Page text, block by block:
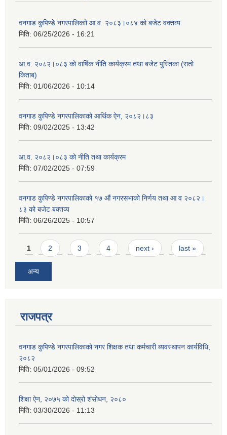
वनगाड कुपिण्डे नगरपालिकाो आ.व. २०८३।०८४ को बजेट वक्तव्य
मिति: 06/25/2026 - 16:21
आ.व. २०८२।०८३ को वार्षिक नीति कार्यक्रम तथा बजेट पुस्तिका (रातो
किताब)
मिति: 01/06/2026 - 10:14
वनगाड कुपिण्डे नगरपालिकाको आर्थिक ऐन, २०८२।८३
मिति: 09/02/2025 - 13:42
आ.व. २०८२।०८३ को नीति तथा कार्यक्रम
मिति: 07/02/2025 - 07:59
वनगाड कुपिण्डे नगरपालिकाको १७ ‍औं नगरसभाको निर्णय तथा आ व २०८२।
८३ को बजेट बक्तव्य
मिति: 06/26/2025 - 10:57
Pages
1 2 3 4 next › last »
अन्य
राजपत्र
वनगाड कुपिण्डे नगरपालिकाको नगर शिक्षक तथा कर्मचारी ब्यवस्थापन कार्यविधि,
२०८२
मिति: 05/01/2026 - 09:52
शिक्षा ऐन, २०७५ को दोस्रो शंसोधन, २०८०
मिति: 03/30/2026 - 11:13